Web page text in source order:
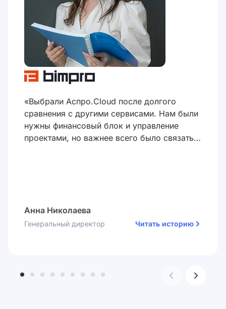
«Выбрали Аспро.Cloud после долгого
сравнения с другими сервисами. Нам были
нужны финансовый блок и управление
проектами, но важнее всего было связать
Анна Николаева
Генеральный директор Читать историю